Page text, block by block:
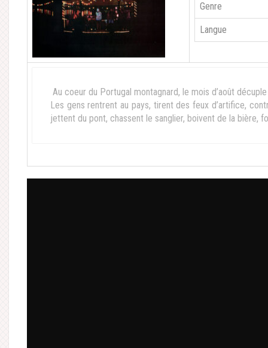
Genre
Langue
Au coeur du Portugal montagnard, le mois d’août
Les gens rentrent au pays, tirent des feux d’artifice,
jettent du pont, chassent le sanglier, boivent de la bière,